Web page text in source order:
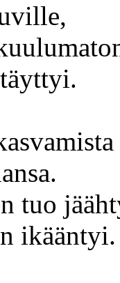
tuo
ikääntyi.